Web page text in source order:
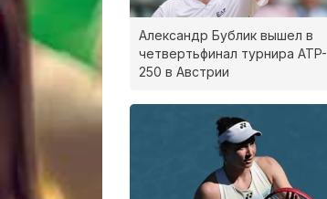
Александр Бублик вышел в
четвертьфинал турнира ATP-
250 в Австрии